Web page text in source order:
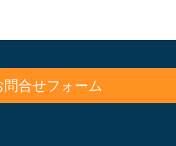
問合せフォーム